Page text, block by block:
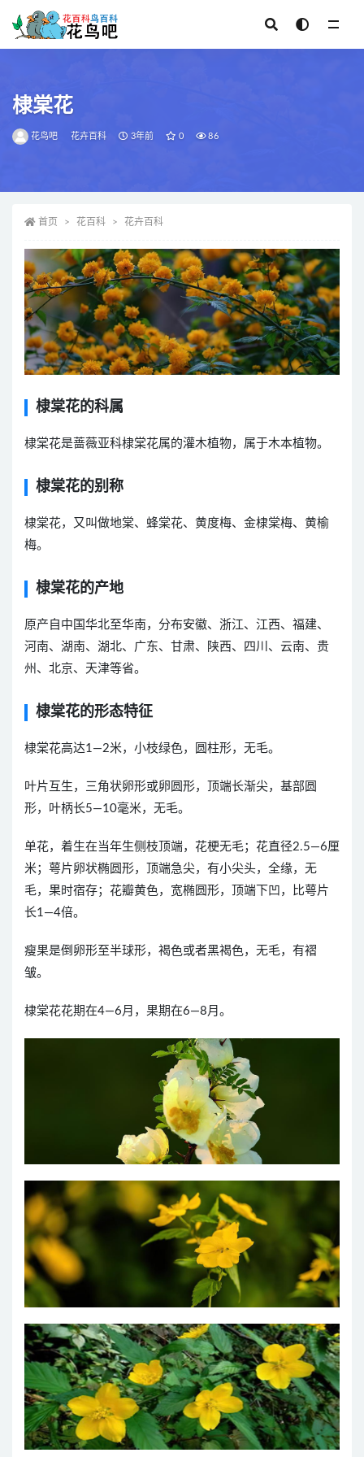
棣棠花
花鸟吧 花卉百科 3年前 0 86
首页 花百科 花卉百科
棣棠花的科属
棣棠花是蔷薇亚科棣棠花属的灌木植物，属于木本植物。
棣棠花的别称
棣棠花，又叫做地棠、蜂棠花、黄度梅、金棣棠梅、黄榆
梅。
棣棠花的产地
原产自中国华北至华南，分布安徽、浙江、江西、福建、
河南、湖南、湖北、广东、甘肃、陕西、四川、云南、贵
州、北京、天津等省。
棣棠花的形态特征
棣棠花高达1—2米，小枝绿色，圆柱形，无毛。
叶片互生，三角状卵形或卵圆形，顶端长渐尖，基部圆
形，叶柄长5—10毫米，无毛。
单花，着生在当年生侧枝顶端，花梗无毛；花直径2.5—6厘
米；萼片卵状椭圆形，顶端急尖，有小尖头，全缘，无
毛，果时宿存；花瓣黄色，宽椭圆形，顶端下凹，比萼片
长1—4倍。
瘦果是倒卵形至半球形，褐色或者黑褐色，无毛，有褶
皱。
棣棠花花期在4—6月，果期在6—8月。